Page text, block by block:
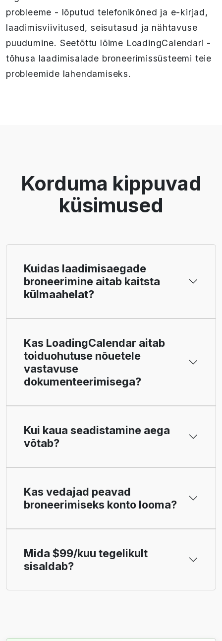
probleeme - lõputud telefonikõned ja e-kirjad,
laadimisviivitused, seisutasud ja nähtavuse
puudumine. Seetõttu lõime LoadingCalendari -
tõhusa laadimisalade broneerimissüsteemi teie
probleemide lahendamiseks.
Korduma kippuvad
küsimused
Kuidas laadimisaegade
broneerimine aitab kaitsta
külmaahelat?
Kas LoadingCalendar aitab
toiduohutuse nõuetele
vastavuse
dokumenteerimisega?
Kui kaua seadistamine aega
võtab?
Kas vedajad peavad
broneerimiseks konto looma?
Mida $99/kuu tegelikult
sisaldab?